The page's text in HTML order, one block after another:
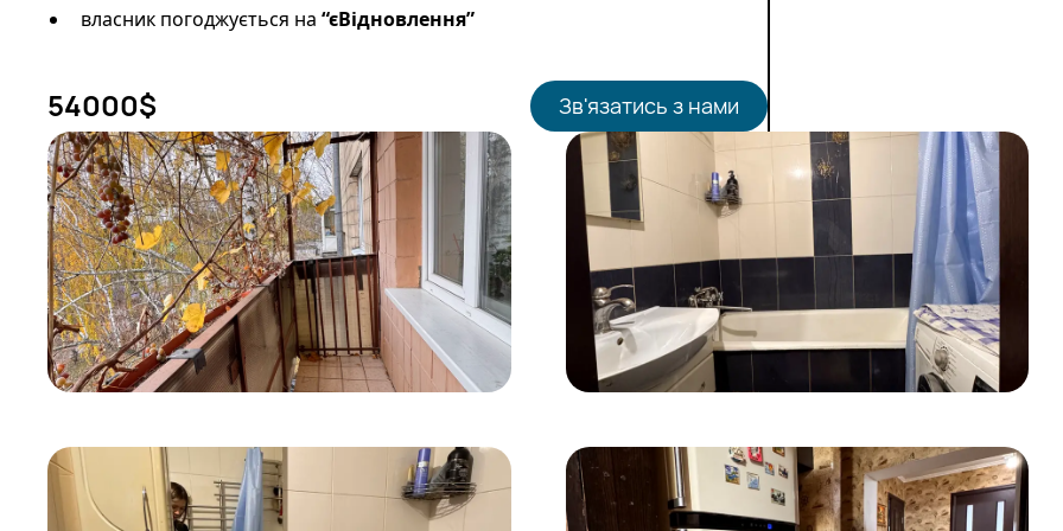
власник погоджується на “єВідновлення”
54000$ Зв'язатись з нами